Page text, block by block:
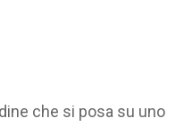
che si posa su uno